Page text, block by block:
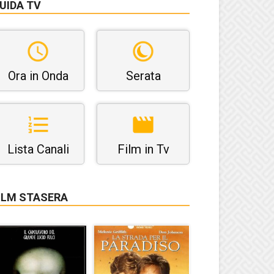
TV
Ora in Onda Serata
Lista Canali Film in Tv
STASERA